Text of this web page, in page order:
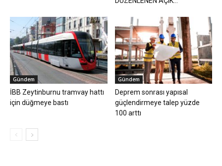
Gündem
İBB Zeytinburnu tramvay hattı
için düğmeye bastı
Gündem
Deprem sonrası yapısal
güçlendirmeye talep yüzde
100 arttı